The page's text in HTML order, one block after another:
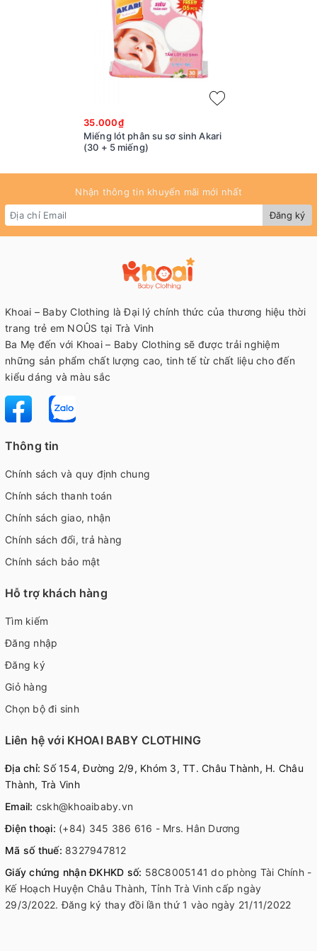
35.000₫
Miếng lót phân su sơ sinh Akari
(30 + 5 miếng)
Nhận thông tin khuyến mãi mới nhất
Đăng ký
Khoai – Baby Clothing là Đại lý chính thức của thương hiệu thời
trang trẻ em NOÛS tại Trà Vinh
Ba Mẹ đến với Khoai – Baby Clothing sẽ được trải nghiệm
những sản phẩm chất lượng cao, tinh tế từ chất liệu cho đến
kiểu dáng và màu sắc
Thông tin
Chính sách và quy định chung
Chính sách thanh toán
Chính sách giao, nhận
Chính sách đổi, trả hàng
Chính sách bảo mật
Hỗ trợ khách hàng
Tìm kiếm
Đăng nhập
Đăng ký
Giỏ hàng
Chọn bộ đi sinh
Liên hệ với KHOAI BABY CLOTHING
Địa chỉ: Số 154, Đường 2/9, Khóm 3, TT. Châu Thành, H. Châu
Thành, Trà Vinh
Email: cskh@khoaibaby.vn
Điện thoại: (+84) 345 386 616 - Mrs. Hân Dương
Mã số thuế: 8327947812
Giấy chứng nhận ĐKHKD số: 58C8005141 do phòng Tài Chính -
Kế Hoạch Huyện Châu Thành, Tỉnh Trà Vinh cấp ngày
29/3/2022. Đăng ký thay đồi lần thứ 1 vào ngày 21/11/2022